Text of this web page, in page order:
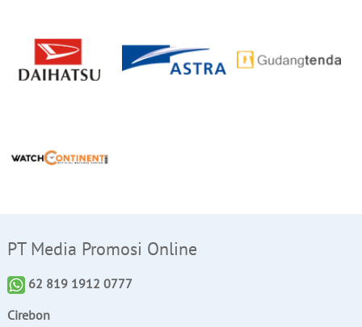
PT Media Promosi Online
62 819 1912 0777
Cirebon